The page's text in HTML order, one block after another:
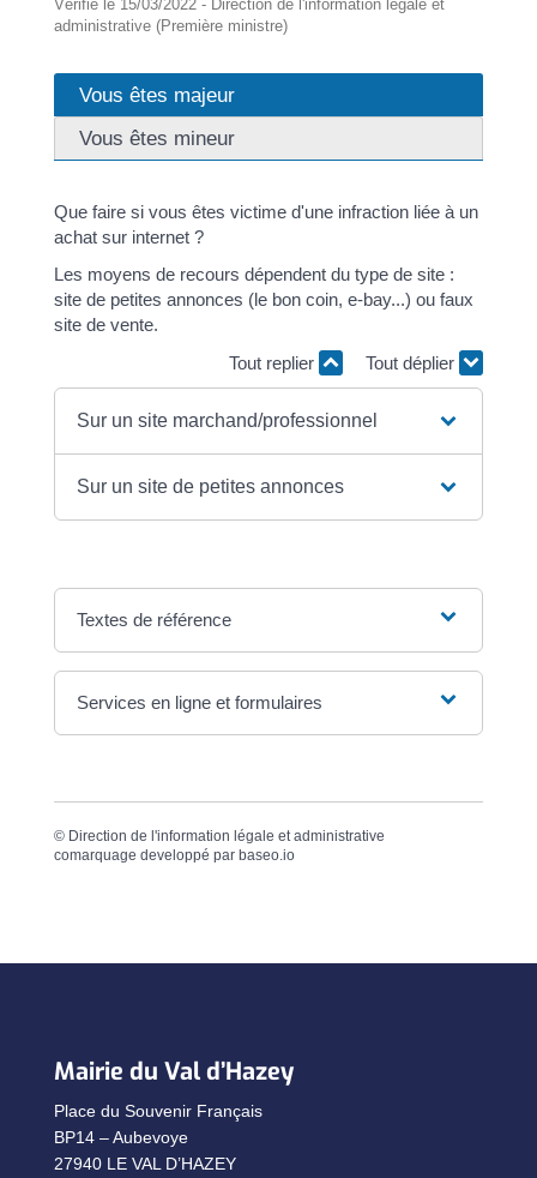
Vérifié le 15/03/2022 - Direction de l'information légale et
administrative (Première ministre)
Vous êtes majeur
Vous êtes mineur
Que faire si vous êtes victime d'une infraction liée à un
achat sur internet ?
Les moyens de recours dépendent du type de site :
site de petites annonces (le bon coin, e-bay...) ou faux
site de vente.
Tout replier
Tout déplier
Sur un site marchand/professionnel
Sur un site de petites annonces
Textes de référence
Services en ligne et formulaires
© Direction de l'information légale et administrative
comarquage developpé par baseo.io
Mairie du Val d’Hazey
Place du Souvenir Français
BP14 – Aubevoye
27940 LE VAL D’HAZEY